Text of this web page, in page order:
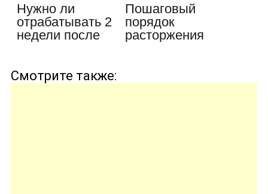
Нужно ли
отрабатывать 2
недели после
Пошаговый
порядок
расторжения
Смотрите также: